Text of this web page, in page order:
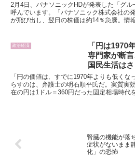
2月4日、パナソニックHDが発表した「グ
呼んでいます。「パナソニック株式会社の
が飛び出し、翌日の株価は約14％急騰。情
政治経済
「円は1970
専門家が断
国民生活は
「円の価値は、すでに1970年よりも低くな
らすのは、弁護士の明石順平氏だ。実質実
在の円は1ドル＝360円だった固定相場時代
腎臓の機能が落
症状がないまま
化」の恐怖